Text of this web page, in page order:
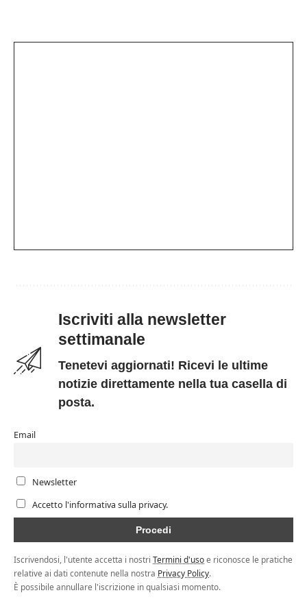
Iscriviti alla newsletter
settimanale
Tenetevi aggiornati! Ricevi le ultime
notizie direttamente nella tua casella di
posta.
Email
Newsletter
Accetto l'informativa sulla privacy.
Iscrivendosi, l'utente accetta i nostri Termini d'usoe riconosce le pratiche
relative ai dati contenute nella nostra Privacy Policy.
È possibile annullare l'iscrizione in qualsiasi momento.